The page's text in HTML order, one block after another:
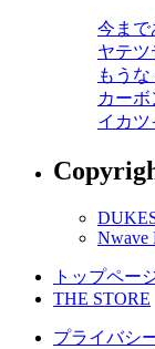
今まで
ヤテツ
もう
カー
イカツ
Nwave
トップペー
THE STORE
プライバシ